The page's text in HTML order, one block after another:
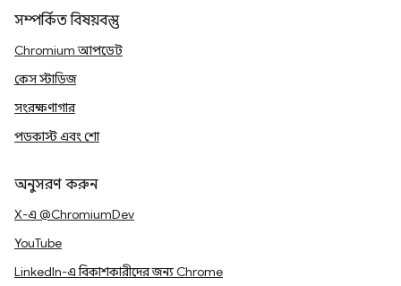
সম্পর্কিত বিষয়বস্তু
Chromium আপডেট
কেস স্টাডিজ
সংরক্ষণাগার
পডকাস্ট এবং শো
অনুসরণ করুন
X-এ @ChromiumDev
YouTube
LinkedIn-এ বিকাশকারীদের জন্য Chrome